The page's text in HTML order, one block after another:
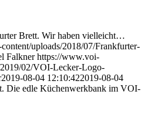
Brett. Wir haben vielleicht…
uploads/2018/07/Frankfurter-
Falkner https://www.voi-
02/VOI-Lecker-Logo-
2019-08-04 12:10:422019-08-04
Die edle Küchenwerkbank im VOI-